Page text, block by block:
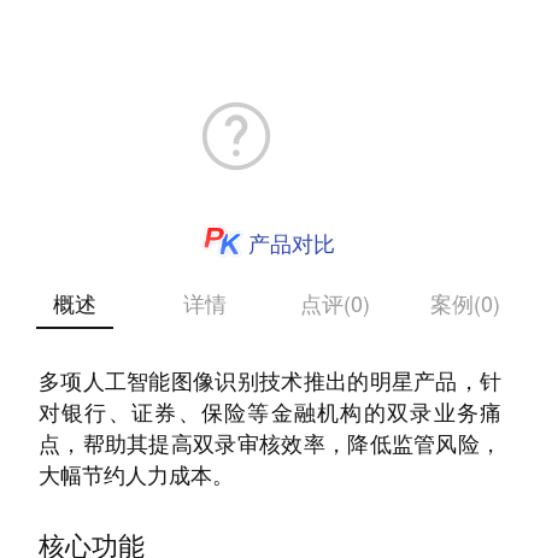
产品对比
概述
详情 点评(0) 案例(0)
多项人工智能图像识别技术推出的明星产品，针
对银行、证券、保险等金融机构的双录业务痛
点，帮助其提高双录审核效率，降低监管风险，
大幅节约人力成本。
核心功能